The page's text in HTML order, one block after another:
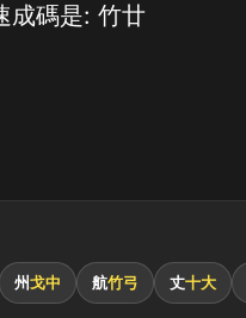
成碼是: 竹廿
州戈中 航竹弓 丈十大